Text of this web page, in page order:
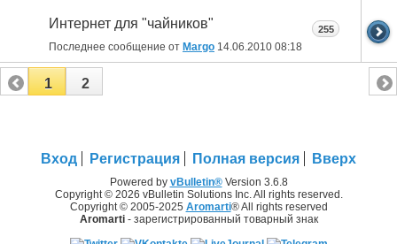
Интернет для "чайников"
Последнее сообщение от Margo 14.06.2010 08:18
255
1 2
Вход Регистрация Полная версия Вверх
Powered by vBulletin®Version 3.6.8
Copyright © 2026 vBulletin Solutions Inc. All rights reserved.
Copyright © 2005-2025 Aromarti® All rights reserved
Aromarti- зарегистрированный товарный знак